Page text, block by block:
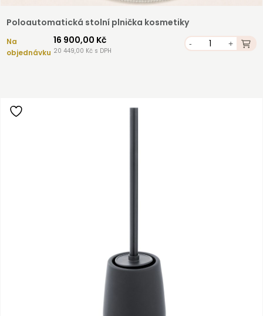
Poloautomatická stolní plnička kosmetiky
Na
objednávku
16 900,00 Kč
20 449,00 Kč s DPH
- +